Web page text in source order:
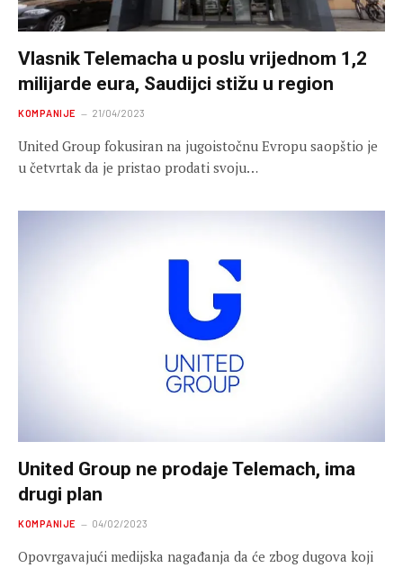
Vlasnik Telemacha u poslu vrijednom 1,2
milijarde eura, Saudijci stižu u region
KOMPANIJE 21/04/2023
United Group fokusiran na jugoistočnu Evropu saopštio je
u četvrtak da je pristao prodati svoju…
United Group ne prodaje Telemach, ima
drugi plan
KOMPANIJE 04/02/2023
Opovrgavajući medijska nagađanja da će zbog dugova koji